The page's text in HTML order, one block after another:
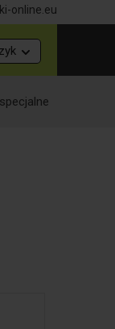
online.eu